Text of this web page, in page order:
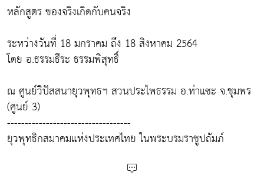
หลักสูตร ของจริงเกิดกับคนจริง
ระหว่างวันที่ 18 มกราคม ถึง 18 สิงหาคม 2564
โดย อ.ธรรมธีระ ธรรมพิสุทธิ์
ณ ศูนย์วิปัสสนายุวพุทธฯ สวนประไพธรรม อ.ท่าแซะ จ.ชุมพร
(ศูนย์ 3)
-----------------------------------
ยุวพุทธิกสมาคมแห่งประเทศไทย ในพระบรมราชูปถัมภ์